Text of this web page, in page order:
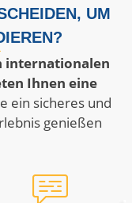
UM
Ihnen eine
ein sicheres und
genießen